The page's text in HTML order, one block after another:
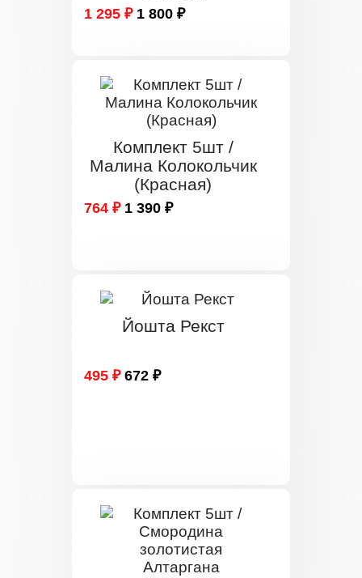
1 295 ₽ 1 800 ₽
Комплект 5шт /
Малина Колокольчик
(Красная)
764 ₽ 1 390 ₽
Йошта Рекст
495 ₽ 672 ₽